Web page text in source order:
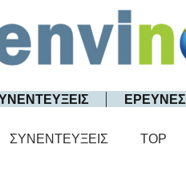
ΕΡΕΥΝΕΣ
ΣΥΝΕΝΤΕΥΞΕΙΣ TOP